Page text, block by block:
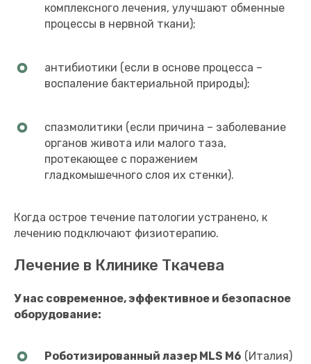
комплексного лечения, улучшают обменные
процессы в нервной ткани);
антибиотики (если в основе процесса –
воспаление бактериальной природы);
спазмолитики (если причина – заболевание
органов живота или малого таза,
протекающее с поражением
гладкомышечного слоя их стенки).
Когда острое течение патологии устранено, к
лечению подключают физиотерапию.
Лечение в Клинике Ткачева
У нас современное, эффективное и безопасное
оборудование:
Роботизированный лазер MLS M6 (Италия)